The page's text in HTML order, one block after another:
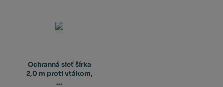
Ochranná sieť šírka
2,0 m proti vtákom,
...